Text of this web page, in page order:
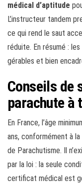
médical d’aptitude
L’instructeur tandem
ce qui rend le saut
réduite. En résumé :
gérables et bien
Conseils de
parachute à
En France, l’âge
ans, conformément à
de Parachutisme. Il
par la loi : la seule
certificat médical est